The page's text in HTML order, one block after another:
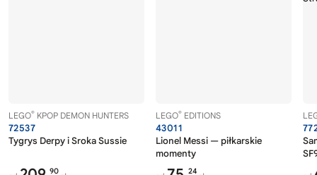
LEGO® KPOP DEMON HUNTERS
72537
Tygrys Derpy i Sroka Sussie
90
LEGO® EDITIONS
43011
Lionel Messi — piłkarskie
momenty
24